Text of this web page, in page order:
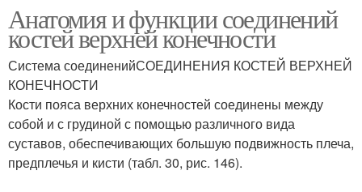
Анатомия и функции соединений
костей верхней конечности
Система соединенийСОЕДИНЕНИЯ КОСТЕЙ ВЕРХНЕЙ
КОНЕЧНОСТИ
Кости пояса верхних конечностей соединены между
собой и с грудиной с помощью различного вида
суставов, обеспечивающих большую подвижность плеча,
предплечья и кисти (табл. 30, рис. 146).